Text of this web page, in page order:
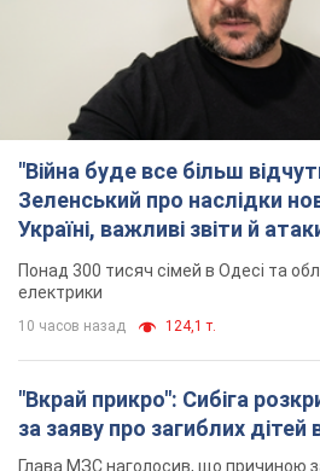
"Війна буде все більш
Зеленський про наслідки
Україні, важливі звіти й
ворога. Відео
Понад 300 тисяч сімей в Одесі та
електрики
10 часов назад 124,1 т.
"Вкрай прикро": Сибіга
за заяву про загиблих дітей
Глава МЗС наголосив, що причиною